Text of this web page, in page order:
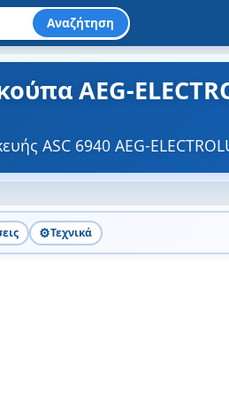
Αναζήτηση
AEG-
ASC 6940 AEG-
⚙️Τεχνικά